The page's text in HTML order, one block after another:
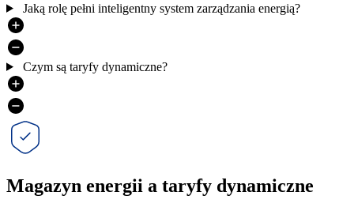
Jaką rolę pełni inteligentny system zarządzania energią?
Czym są taryfy dynamiczne?
Magazyn energii a taryfy dynamiczne